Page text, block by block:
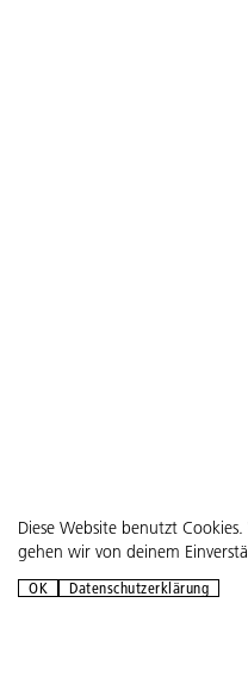
Diese Website benutzt
gehen wir von deinem
OK Datenschutzerklärung